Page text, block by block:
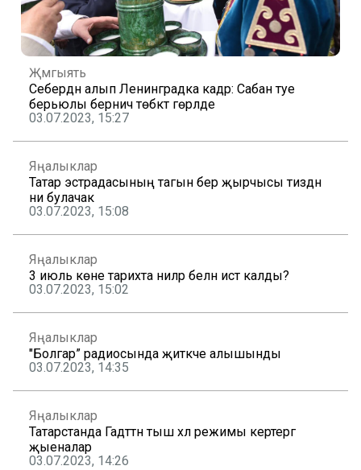
Җәмгыять
Себердән алып Ленинградка кадәр: Сабан туе
берьюлы берничә төбәктә гөрләде
03.07.2023, 15:27
Яңалыклар
Татар эстрадасының тагын бер җырчысы тиздән
әни булачак
03.07.2023, 15:08
Яңалыклар
3 июль көне тарихта ниләр белән истә калды?
03.07.2023, 15:02
Яңалыклар
"Болгар” радиосында җитәкче алышынды
03.07.2023, 14:35
Яңалыклар
Татарстанда Гадәттән тыш хәл режимы кертергә
җыеналар
03.07.2023, 14:26